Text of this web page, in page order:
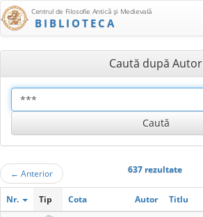
Centrul de Filosofie Antică şi Medievală
BIBLIOTECA
Caută după Autor
← Anterior 637 rezultate
Nr. Tip Cota Autor Titlu